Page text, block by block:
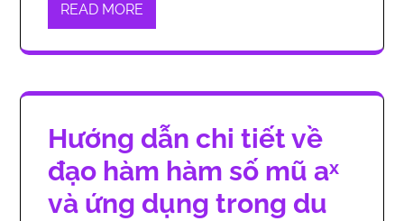
READ MORE
Hướng dẫn chi tiết về
đạo hàm hàm số mũ aˣ
và ứng dụng trong du